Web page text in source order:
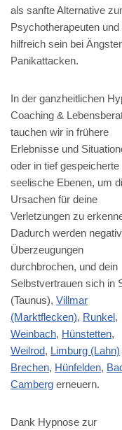
als sanfte Alternative
Psychotherapeuten und
hilfreich sein bei
Panikattacken.
In der ganzheitlichen
Coaching &
tauchen wir in frühere
Erlebnisse und
oder in tief gespeicherte
seelische Ebenen, um
Ursachen für deine
Verletzungen zu
Dadurch werden
Überzeugungen
durchbrochen, und dein
Selbstvertrauen sich in
(Taunus), Villmar
(Marktflecken), Runkel,
Weinbach, Hünstetten,
Weilrod, Limburg (Lahn)
Brechen, Hünfelden,
Camberg erneuern.
Dank Hypnose zur